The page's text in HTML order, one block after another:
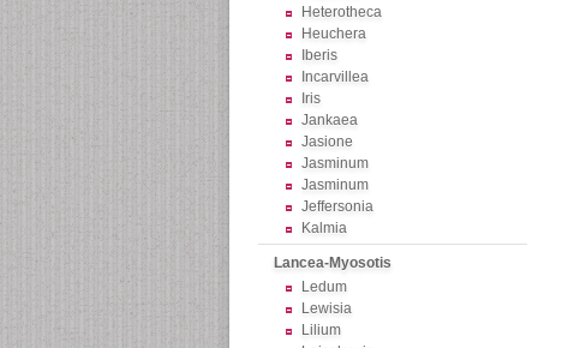
Heterotheca
Heuchera
Iberis
Incarvillea
Iris
Jankaea
Jasione
Jasminum
Jasminum
Jeffersonia
Kalmia
Lancea-Myosotis
Ledum
Lewisia
Lilium